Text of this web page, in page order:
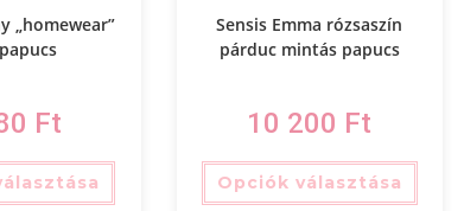
„homewear”
Ft
Sensis Emma rózsaszín
párduc mintás papucs
10 200 Ft
Opciók választása